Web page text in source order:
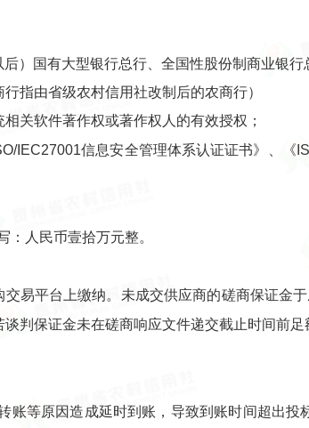
）国有大型银行总行、全国性股份制商业银
指由省级农村信用社改制后的农商行）
关软件著作权或著作权人的有效授权；
IEC27001信息安全管理体系认证证书》、《
人民币壹拾万元整。
交易平台上缴纳。未成交供应商的磋商保证金
判保证金未在磋商响应文件递交截止时间前
账等原因造成延时到账，导致到账时间超出